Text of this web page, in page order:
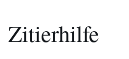
Zitierhilfe